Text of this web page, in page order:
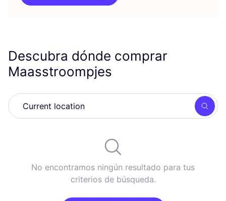
Descubra dónde comprar
Maasstroompjes
No encontramos ningún resultado para tus
criterios de búsqueda.